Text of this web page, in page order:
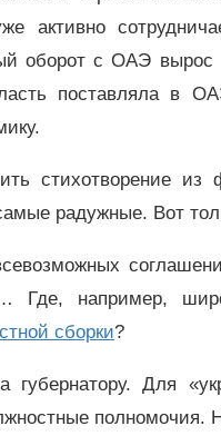
активно
оборот с ОАЭ
поставляла в
стихотворение
радужные. Вот
Где, например,
сборки?
губернатору. Для
полномочия.